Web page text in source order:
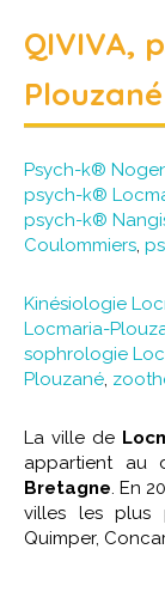
QIVIVA,
Plouzané
Psych-k®
psych-k®
psych-k®
Coulommiers,
Kinésiologie
Locmaria-
sophrologie
Plouzané,
La ville de
appartient au
Bretagne. En
villes les plus
Quimper,